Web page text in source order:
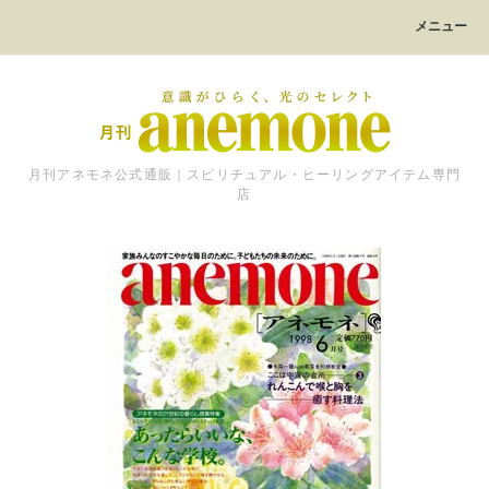
メニュー
月刊アネモネ公式通販｜スピリチュアル・ヒーリングアイテム専門
店